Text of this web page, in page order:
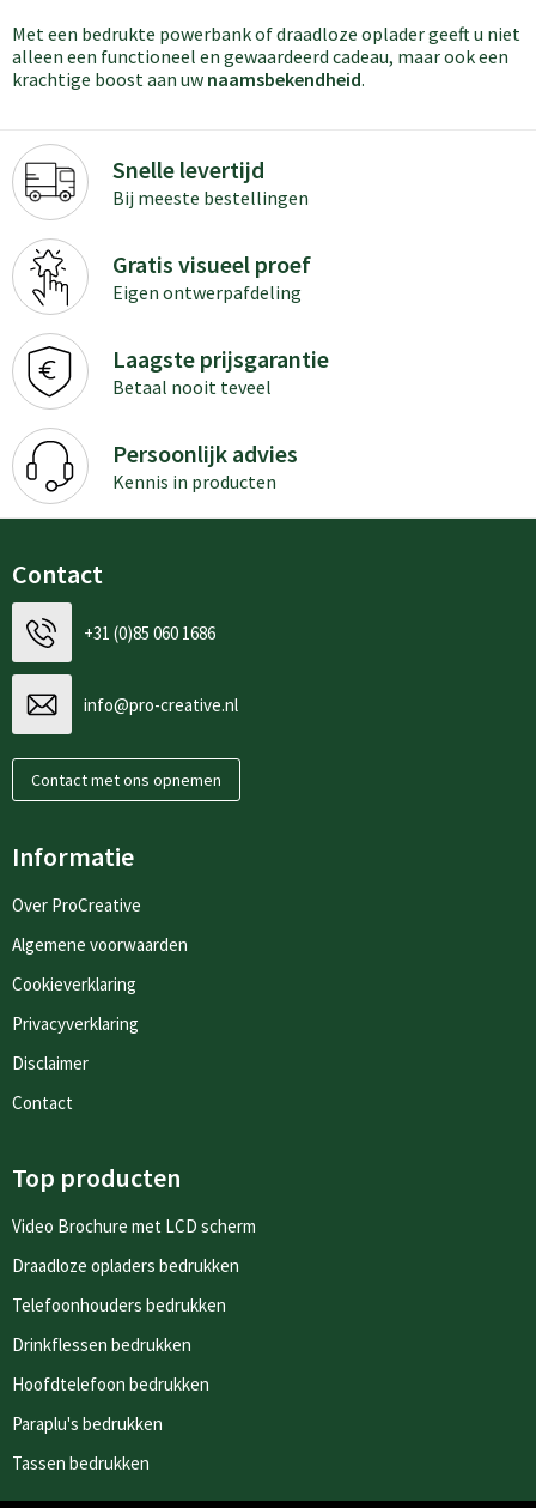
Met een bedrukte powerbank of draadloze oplader geeft u niet
alleen een functioneel en gewaardeerd cadeau, maar ook een
krachtige boost aan uw naamsbekendheid.
Snelle levertijd
Bij meeste bestellingen
Gratis visueel proef
Eigen ontwerpafdeling
Laagste prijsgarantie
Betaal nooit teveel
Persoonlijk advies
Kennis in producten
Contact
+31 (0)85 060 1686
info@pro-creative.nl
Contact met ons opnemen
Informatie
Over ProCreative
Algemene voorwaarden
Cookieverklaring
Privacyverklaring
Disclaimer
Contact
Top producten
Video Brochure met LCD scherm
Draadloze opladers bedrukken
Telefoonhouders bedrukken
Drinkflessen bedrukken
Hoofdtelefoon bedrukken
Paraplu's bedrukken
Tassen bedrukken